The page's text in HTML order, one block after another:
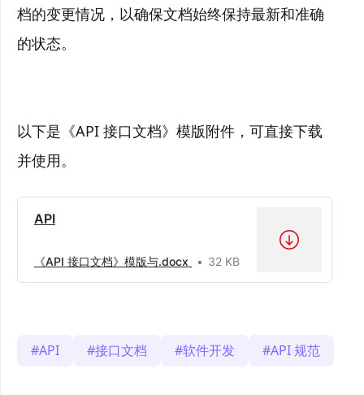
档的变更情况，以确保文档始终保持最新和准确
的状态。
以下是《API 接口文档》模版附件，可直接下载
并使用。
API
《API 接口文档》模版与.docx 32 KB
API 接口文档 软件开发 API 规范